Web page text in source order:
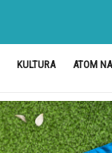
KULTURA ATOM